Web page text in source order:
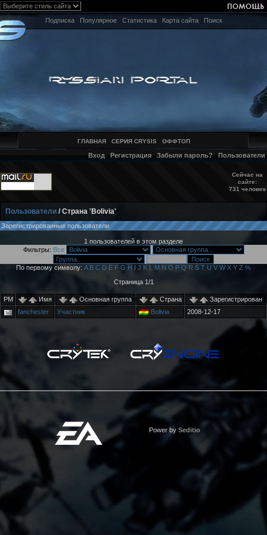
Подписка Популярное Статистика Карта сайта Поиск
ГЛАВНАЯ СЕРИЯ CRYSIS ОФФТОП
Вход Регистрация Забыли пароль? Пользователи
Сейчас на
сайте:
731 человек
Пользователи / Страна 'Bolivia'
Зарегистрированные пользователи
1 пользователей в этом разделе
Фильтры: Все
По первому символу: A B C D E F G H I J K L M N O P Q R S T U V W X Y Z %
Страница 1/1
PM Имя Основная группа Страна
Зарегистрирован
fanchester
Участник Bolivia 2008-12-17
Power by Seditio